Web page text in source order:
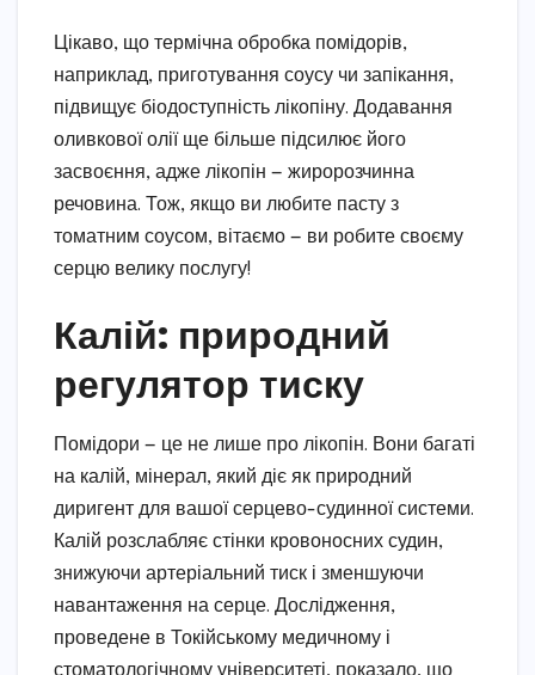
Цікаво, що термічна обробка помідорів,
наприклад, приготування соусу чи запікання,
підвищує біодоступність лікопіну. Додавання
оливкової олії ще більше підсилює його
засвоєння, адже лікопін — жиророзчинна
речовина. Тож, якщо ви любите пасту з
томатним соусом, вітаємо — ви робите своєму
серцю велику послугу!
Калій: природний
регулятор тиску
Помідори — це не лише про лікопін. Вони багаті
на калій, мінерал, який діє як природний
диригент для вашої серцево-судинної системи.
Калій розслабляє стінки кровоносних судин,
знижуючи артеріальний тиск і зменшуючи
навантаження на серце. Дослідження,
проведене в Токійському медичному і